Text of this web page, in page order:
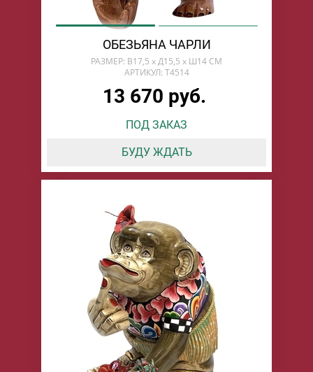
ОБЕЗЬЯНА ЧАРЛИ
РАЗМЕР: В17,5 x Д15,5 x Ш14 СМ
АРТИКУЛ: T4514
13 670 руб.
ПОД ЗАКАЗ
БУДУ ЖДАТЬ